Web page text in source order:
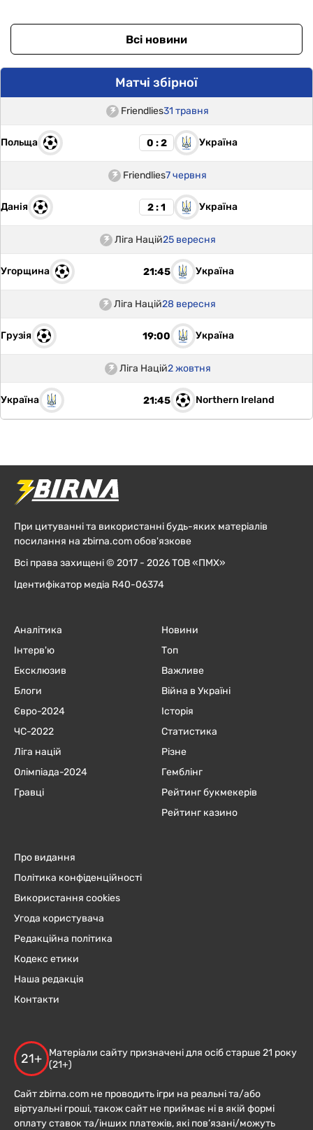
Всі новини
Матчі збірної
Friendlies31 травня
Польща 0 : 2 Україна
Friendlies7 червня
Данія 2 : 1 Україна
Ліга Націй25 вересня
Угорщина 21:45 Україна
Ліга Націй28 вересня
Грузія 19:00 Україна
Ліга Націй2 жовтня
Україна 21:45 Northern Ireland
При цитуванні та використанні будь-яких матеріалів
посилання на zbirna.com обов'язкове
Всі права захищені © 2017 - 2026 ТОВ «ПМХ»
Ідентифікатор медіа R40-06374
Аналітика
Інтерв'ю
Ексклюзив
Блоги
Євро-2024
ЧC-2022
Ліга націй
Олімпіада-2024
Гравці
Новини
Топ
Важливе
Війна в Україні
Історія
Статистика
Різне
Гемблінг
Рейтинг букмекерів
Рейтинг казино
Про видання
Політика конфіденційності
Використання cookies
Угода користувача
Редакційна політика
Кодекс етики
Наша редакція
Контакти
21+
Матеріали сайту призначені для осіб старше 21 року
(21+)
Сайт zbirna.com не проводить ігри на реальні та/або
віртуальні гроші, також сайт не приймає ні в якій формі
оплату ставок та/інших платежів, які пов’язані/можуть